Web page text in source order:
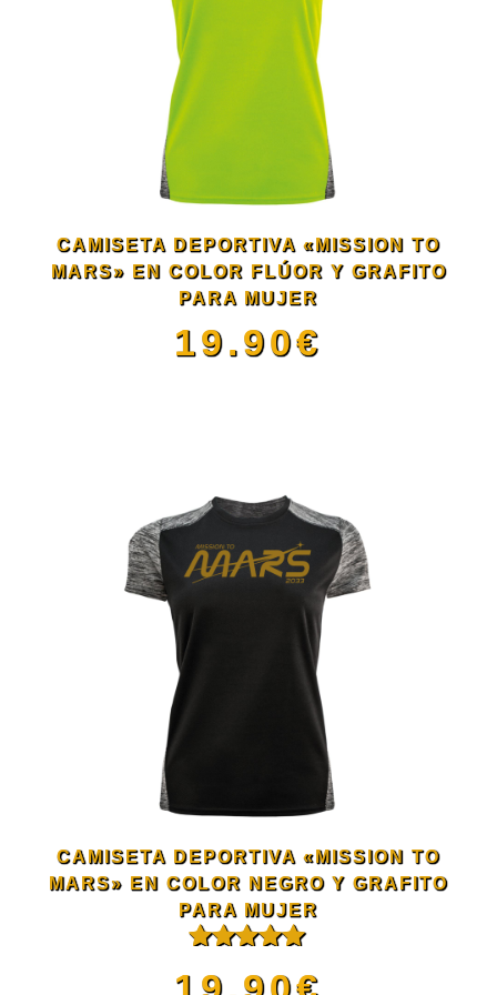
producto
variantes.
opciones
se
pueden
elegir
página
de
producto
CAMISETA DEPORTIVA «MISSION TO
MARS» EN COLOR FLÚOR Y GRAFITO
PARA MUJER
19.90€
tiene
múltiples
variantes.
opciones
se
pueden
elegir
CAMISETA DEPORTIVA «MISSION TO
MARS» EN COLOR NEGRO Y GRAFITO
PARA MUJER